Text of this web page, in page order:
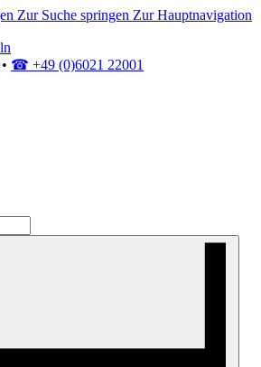
Zur Suche springen Zur Hauptnavigation
• ☎ +49 (0)6021 22001